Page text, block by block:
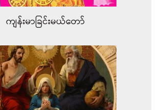
ကျန်းမာခြင်းမယ်တော်